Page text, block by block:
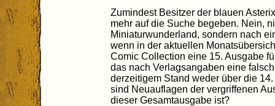
Zumindest Besitzer der blauen
mehr auf die Suche begeben. Nein,
Miniaturwunderland, sondern nach
wenn in der aktuellen
Comic Collection eine 15. Ausgabe
das nach Verlagsangaben eine
derzeitigem Stand weder über die
sind Neuauflagen der vergriffenen
dieser Gesamtausgabe ist?